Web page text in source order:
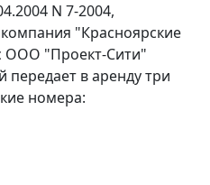
N 7-2004,
"Красноярские
ООО "Проект-Сити"
передает в аренду три
номера: